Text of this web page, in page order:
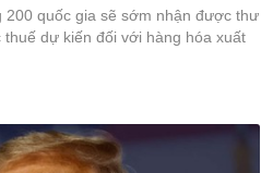
200 quốc gia sẽ sớm nhận được thư
dự kiến đối với hàng hóa xuất